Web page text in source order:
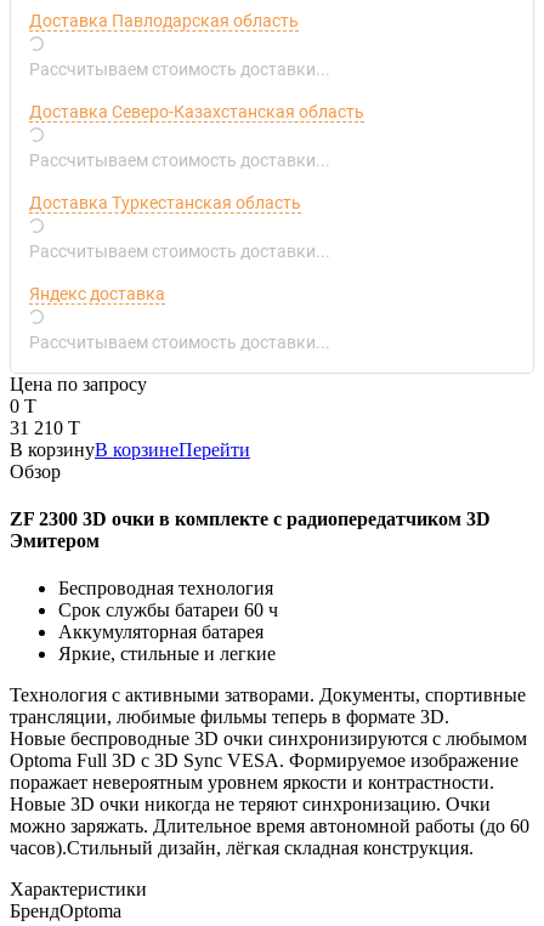
Доставка Павлодарская область
Рассчитываем стоимость доставки...
Доставка Северо-Казахстанская область
Рассчитываем стоимость доставки...
Доставка Туркестанская область
Рассчитываем стоимость доставки...
Яндекс доставка
Рассчитываем стоимость доставки...
Цена по запросу
0 T
31 210 T
В корзинуВ корзинеПерейти
Обзор
ZF 2300 3D очки в комплекте с радиопередатчиком 3D
Эмитером
Беспроводная технология
Срок службы батареи 60 ч
Аккумуляторная батарея
Яркие, стильные и легкие
Технология с активными затворами. Документы, спортивные
трансляции, любимые фильмы теперь в формате 3D.
Новые беспроводные 3D очки синхронизируются с любымом
Optoma Full 3D с 3D Sync VESA. Формируемое изображение
поражает невероятным уровнем яркости и контрастности.
Новые 3D очки никогда не теряют синхронизацию. Очки
можно заряжать. Длительное время автономной работы (до 60
часов).Стильный дизайн, лёгкая складная конструкция.
Характеристики
БрендOptoma